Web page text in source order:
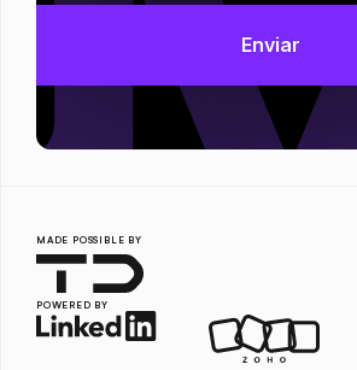
MADE POSSIBLE BY
POWERED BY